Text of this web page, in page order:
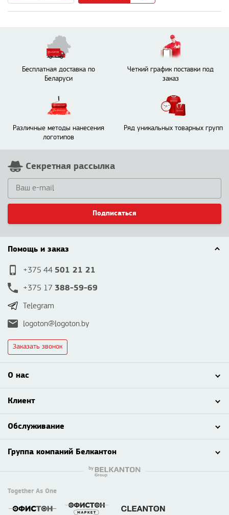
Бесплатная доставка по
Беларуси
Четкий график поставки под
заказ
Различные методы нанесения
логотипов
Ряд уникальных товарных групп
Секретная рассылка
Подписаться
Помощь и заказ
+375 44 501 21 21
+375 17 388-59-69
Telegram
logoton@logoton.by
Заказать звонок
О нас
Клиент
Обслуживание
Группа компаний Белкантон
Together As One